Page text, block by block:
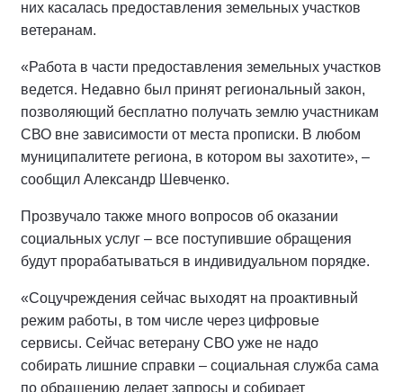
них касалась предоставления земельных участков
ветеранам.
«Работа в части предоставления земельных участков
ведется. Недавно был принят региональный закон,
позволяющий бесплатно получать землю участникам
СВО вне зависимости от места прописки. В любом
муниципалитете региона, в котором вы захотите», –
сообщил Александр Шевченко.
Прозвучало также много вопросов об оказании
социальных услуг – все поступившие обращения
будут прорабатываться в индивидуальном порядке.
«Соцучреждения сейчас выходят на проактивный
режим работы, в том числе через цифровые
сервисы. Сейчас ветерану СВО уже не надо
собирать лишние справки – социальная служба сама
по обращению делает запросы и собирает